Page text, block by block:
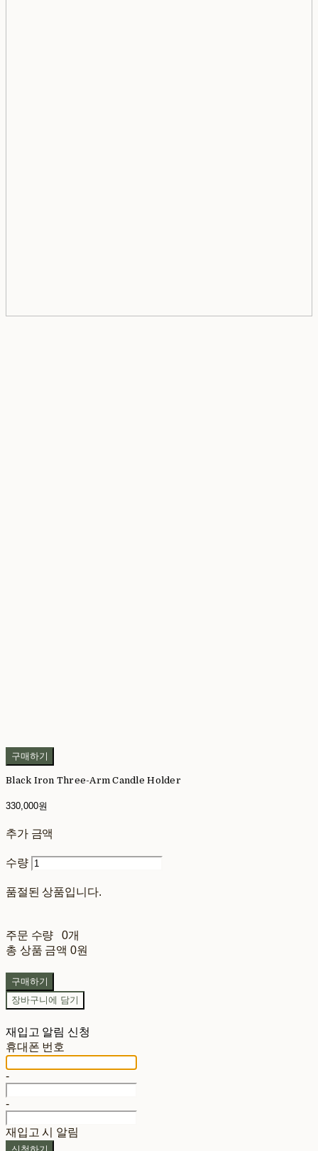
구매하기
Black Iron Three-Arm Candle Holder
330,000원
추가 금액
수량
품절된 상품입니다.
주문 수량
0개
총 상품 금액 0원
구매하기
장바구니에 담기
재입고 알림 신청
휴대폰 번호
-
-
재입고 시 알림